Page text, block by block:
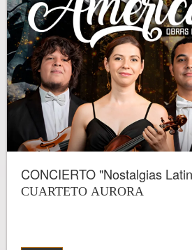
CONCIERTO "Nostalgias
CUARTETO AURORA